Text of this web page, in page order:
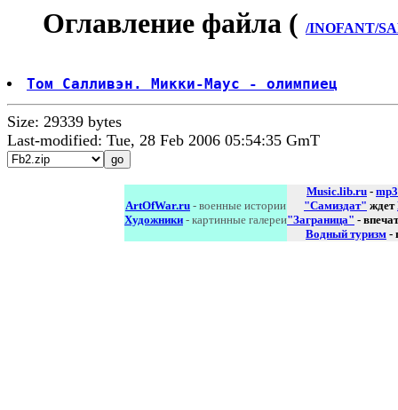
Оглавление файла ( /INOFANT/
Том Салливэн. Микки-Маус - олимпиец
Size: 29339 bytes
Last-modified: Tue, 28 Feb 2006 05:54:35 GmT
ArtOfWar.ru - военные истории
Художники - картинные галереи
Music.lib.ru - mp3
"Самиздат" ждет
"Заграница" -
Водный туризм -